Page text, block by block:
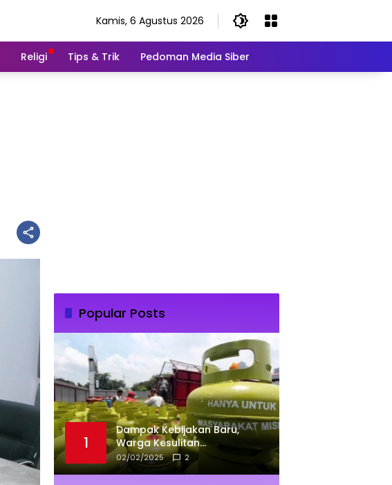
Kamis, 6 Agustus 2026
Religi Tips & Trik Pedoman Media Siber
Popular Posts
1
Dampak Kebijakan Baru,
Warga Kesulitan
Mendapatkan Elpiji 3 Kg
02/02/2025 2